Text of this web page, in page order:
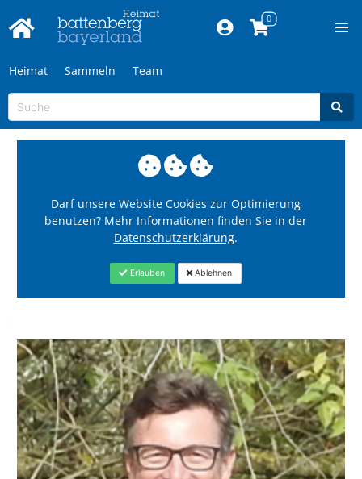
Heimat Sammeln Team
Darf unsere Website Cookies zur Optimierung
benutzen? Mehr Informationen finden Sie in der
Datenschutzerklärung.
Erlauben Ablehnen